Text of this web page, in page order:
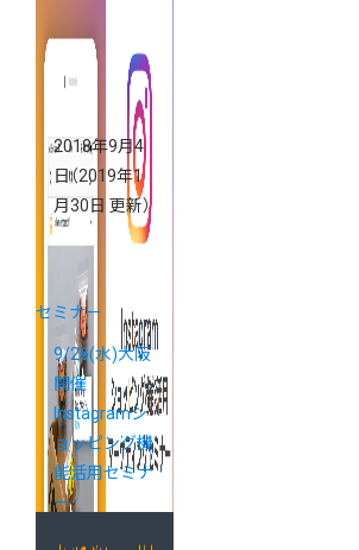
2018年9月4
日（2019年1
月30日 更新）
セミナー
9/26(水)大阪
開催
Instagramシ
ョッピング機
能活用セミナ
ー